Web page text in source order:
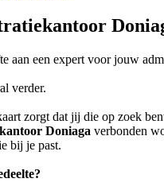
aan een expert voor jouw
verder.
zorgt dat jij die op zoek
Doniaga verbonden
bij je past.